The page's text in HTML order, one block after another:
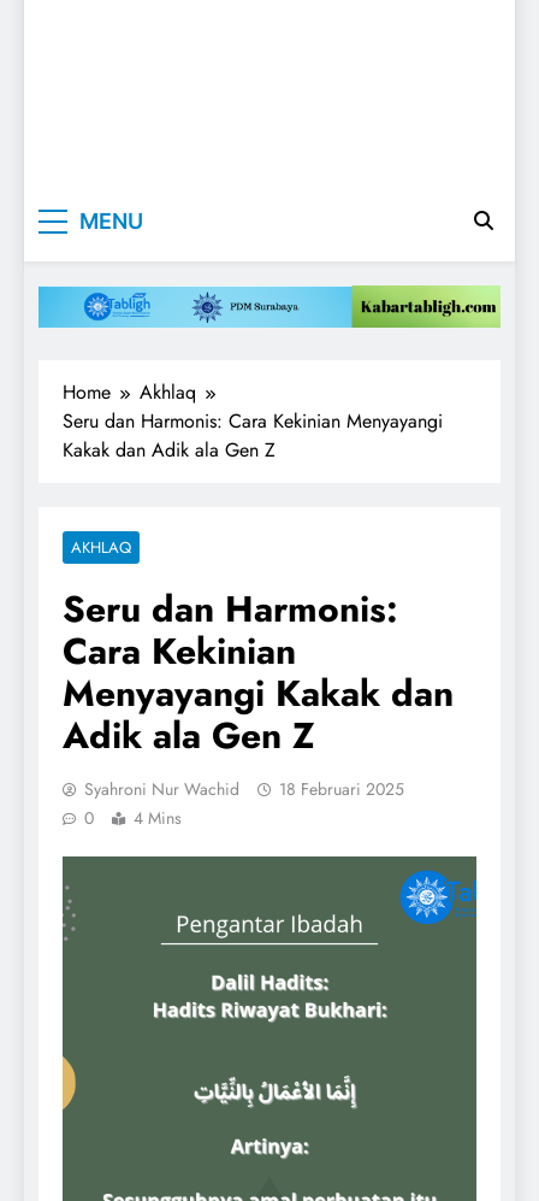
| Mencerahkan
MENU
Home
Akhlaq
Seru dan Harmonis: Cara Kekinian Menyayangi
Kakak dan Adik ala Gen Z
AKHLAQ
Seru dan Harmonis:
Cara Kekinian
Menyayangi Kakak dan
Adik ala Gen Z
Syahroni Nur Wachid
18 Februari 2025
0
4 Mins